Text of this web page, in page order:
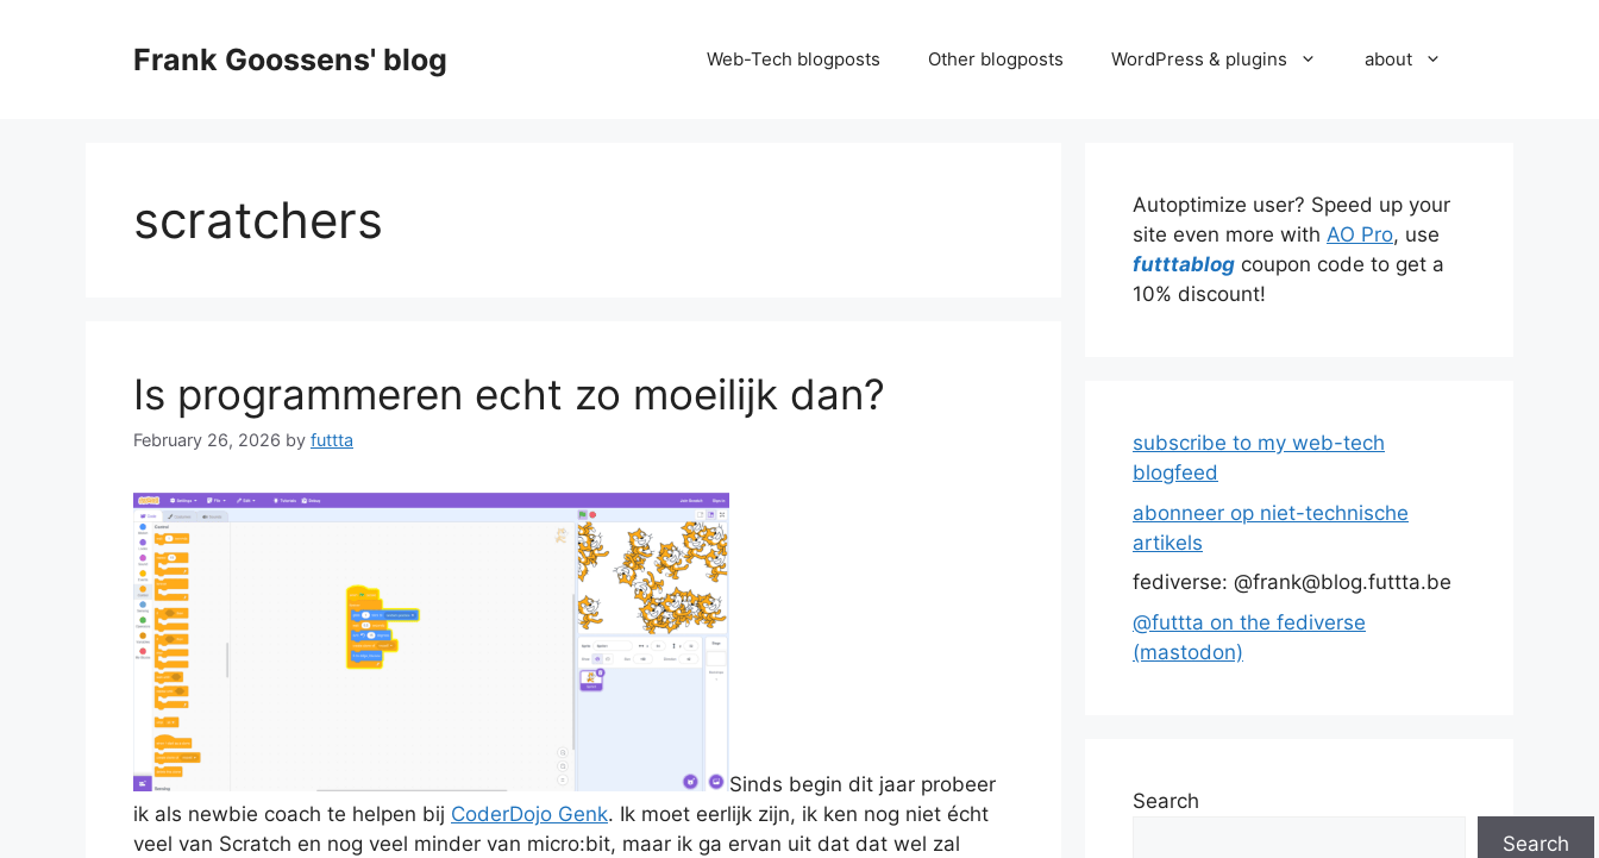
Frank Goossens' blog Web-Tech blogposts Other blogposts WordPress & plugins about
scratchers
Is programmeren echt zo moeilijk dan?
February 26, 2026 by futtta
Sinds begin dit jaar probeer
ik als newbie coach te helpen bij CoderDojo Genk. Ik moet eerlijk zijn, ik ken nog niet écht
veel van Scratch en nog veel minder van micro:bit, maar ik ga ervan uit dat dat wel zal
Autoptimize user? Speed up your
site even more with AO Pro, use
futttablog coupon code to get a
10% discount!
subscribe to my web-tech
blogfeed
abonneer op niet-technische
artikels
fediverse: @frank@blog.futtta.be
@futtta on the fediverse
(mastodon)
Search
Search